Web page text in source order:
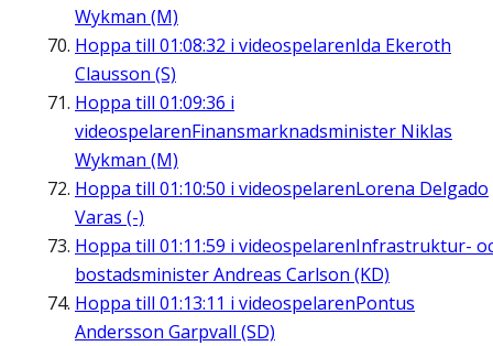
Wykman (M)
Hoppa till 01:08:32 i videospelarenIda Ekeroth
Clausson (S)
Hoppa till 01:09:36 i
videospelarenFinansmarknadsminister Niklas
Wykman (M)
Hoppa till 01:10:50 i videospelarenLorena Delgado
Varas (-)
Hoppa till 01:11:59 i videospelarenInfrastruktur-
bostadsminister Andreas Carlson (KD)
Hoppa till 01:13:11 i videospelarenPontus
Andersson Garpvall (SD)